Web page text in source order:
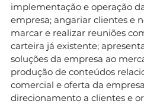
implementação e operação
empresa; angariar clientes e
marcar e realizar reuniões
carteira já existente;
soluções da empresa ao
produção de conteúdos
comercial e oferta da
direcionamento a clientes e